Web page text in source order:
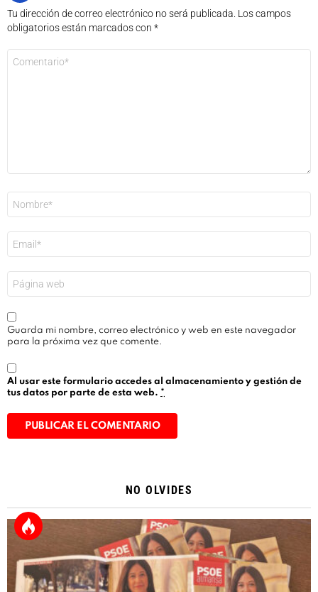
Tu dirección de correo electrónico no será publicada. Los campos
obligatorios están marcados con *
electrónico
*
Guarda mi nombre, correo electrónico y web en este navegador
para la próxima vez que comente.
Al usar este formulario accedes al almacenamiento y gestión de
tus datos por parte de esta web. *
NO OLVIDES